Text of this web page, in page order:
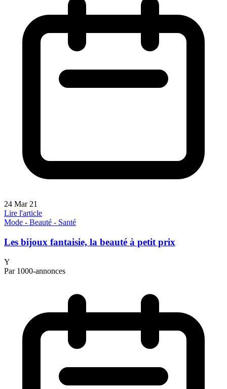
24 Mar 21
Lire l'article
Mode - Beauté - Santé
Les bijoux fantaisie, la beauté à petit prix
Y
Par 1000-annonces